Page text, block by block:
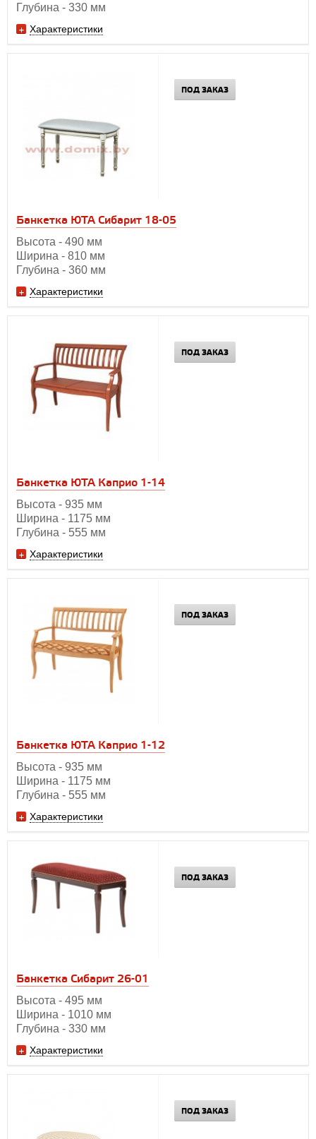
Глубина - 330 мм
Характеристики
Банкетка ЮТА Сибарит 18-05
Высота - 490 мм
Ширина - 810 мм
Глубина - 360 мм
Характеристики
ПОД ЗАКАЗ
Банкетка ЮТА Каприо 1-14
Высота - 935 мм
Ширина - 1175 мм
Глубина - 555 мм
Характеристики
ПОД ЗАКАЗ
Банкетка ЮТА Каприо 1-12
Высота - 935 мм
Ширина - 1175 мм
Глубина - 555 мм
Характеристики
ПОД ЗАКАЗ
Банкетка Сибарит 26-01
Высота - 495 мм
Ширина - 1010 мм
Глубина - 330 мм
Характеристики
ПОД ЗАКАЗ
ПОД ЗАКАЗ